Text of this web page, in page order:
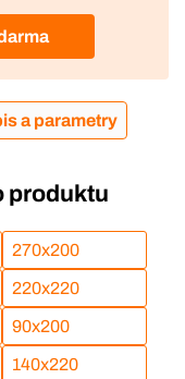
a parametry
produktu
270x200
220x220
90x200
140x220